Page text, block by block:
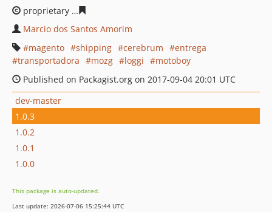
proprietary
Marcio dos Santos Amorim
magento
shipping cerebrum
entrega
transportadora
mozg loggi
motoboy
Published on Packagist.org on 2017-09-04 20:01 UTC
dev-master
1.0.3
1.0.2
1.0.1
1.0.0
This package is auto-updated.
Last update: 2026-07-06 15:25:44 UTC